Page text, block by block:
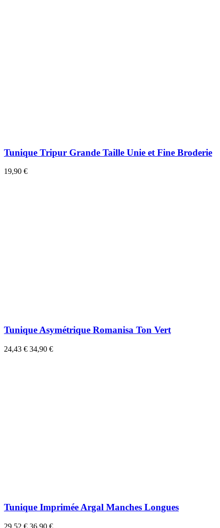
Tunique Tripur Grande Taille Unie et Fine Broderie
19,90 €
Tunique Asymétrique Romanisa Ton Vert
24,43 € 34,90 €
Tunique Imprimée Argal Manches Longues
29,52 € 36,90 €